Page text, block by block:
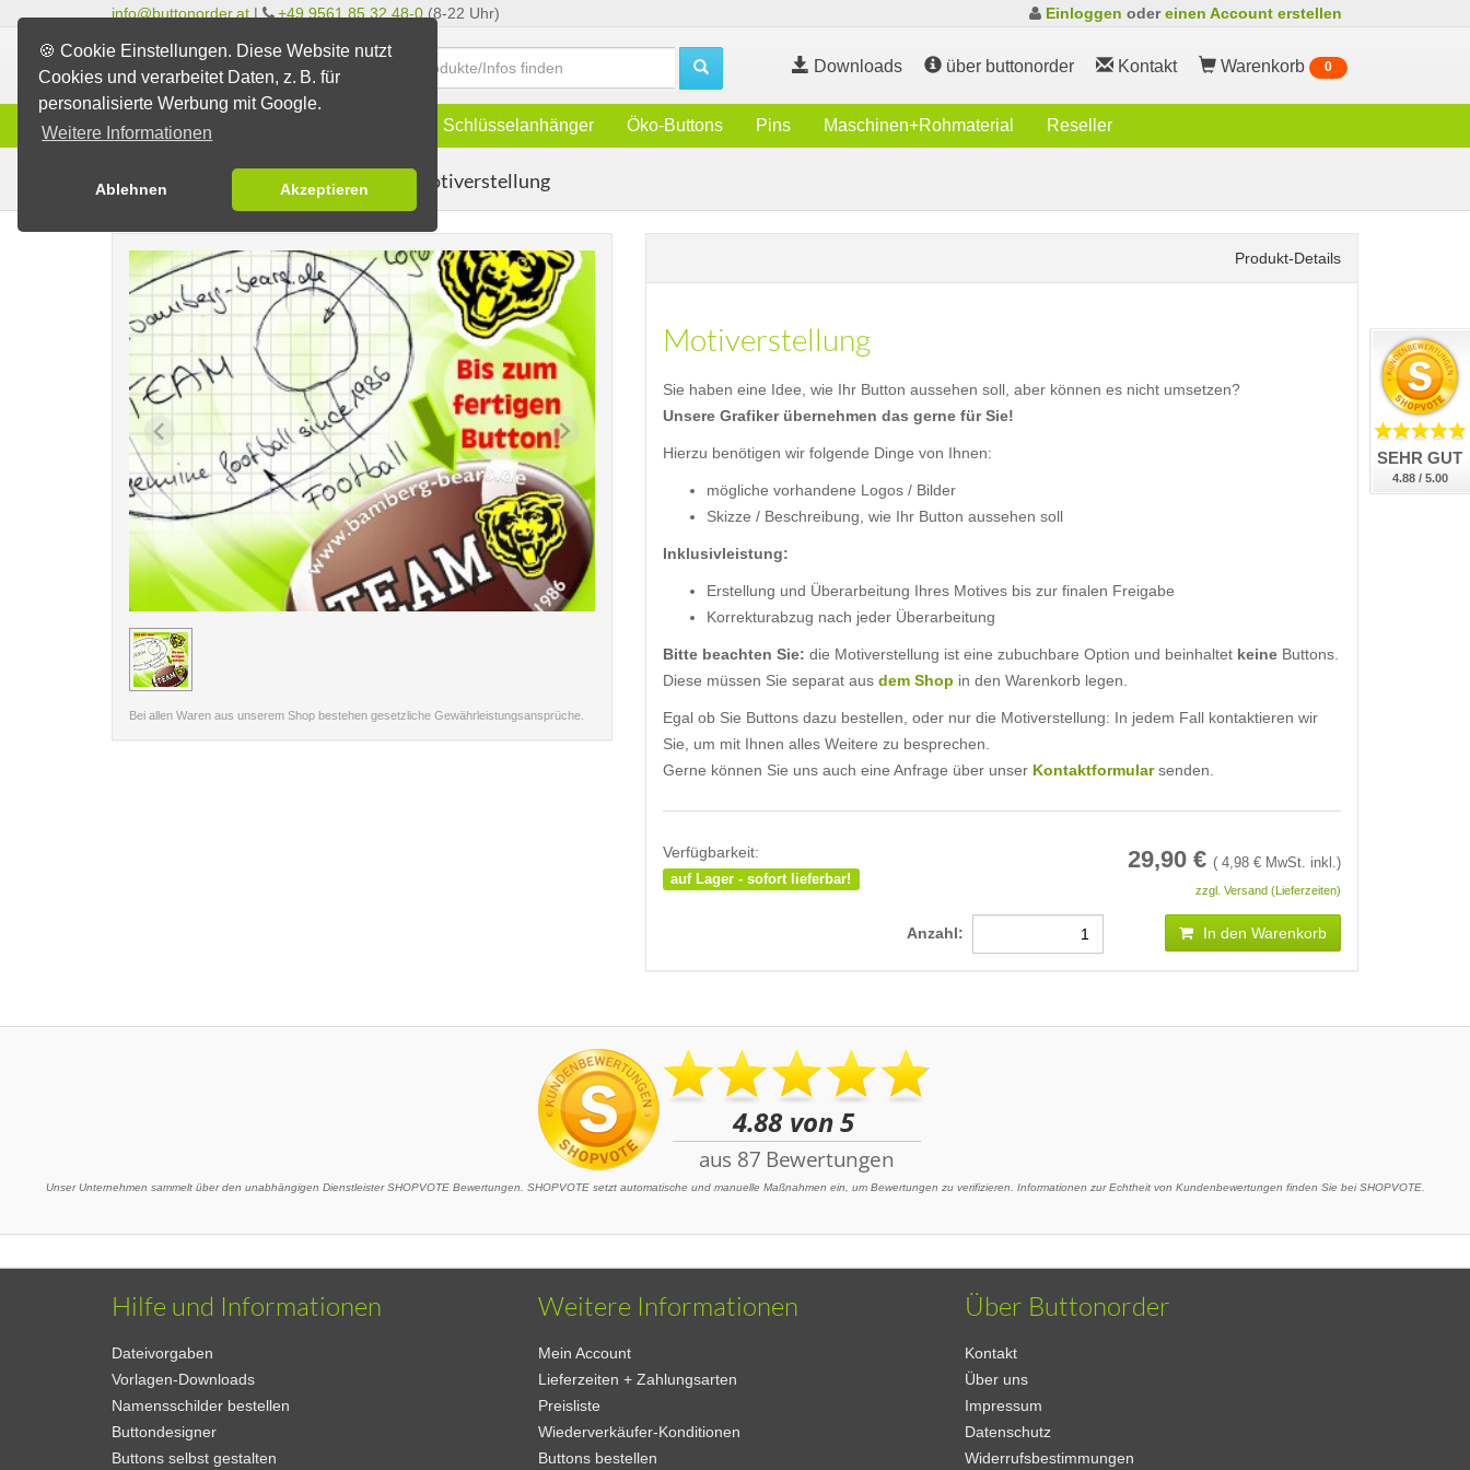
🍪 Cookie Einstellungen. Diese Website nutzt
Cookies und verarbeitet Daten, z. B. für
personalisierte Werbung mit Google.
Weitere Informationen
Ablehnen Akzeptieren
info@buttonorder.at | +49 9561 85 32 48-0 (8-22 Uhr) Einloggen odereinen Account erstellen
Downloads über buttonorder Kontakt Warenkorb 0
Infos Schlüsselanhänger Öko-Buttons Pins Maschinen+Rohmaterial Reseller
Buttons erstellen Grafischer Service Motiverstellung
< /picture>
Bei allen Waren aus unserem Shop bestehen gesetzliche Gewährleistungsansprüche.
Produkt-Details
Motiverstellung
Sie haben eine Idee, wie Ihr Button aussehen soll, aber können es nicht umsetzen?
Unsere Grafiker übernehmen das gerne für Sie!
Hierzu benötigen wir folgende Dinge von Ihnen:
mögliche vorhandene Logos / Bilder
Skizze / Beschreibung, wie Ihr Button aussehen soll
Inklusivleistung:
Erstellung und Überarbeitung Ihres Motives bis zur finalen Freigabe
Korrekturabzug nach jeder Überarbeitung
Bitte beachten Sie: die Motiverstellung ist eine zubuchbare Option und beinhaltet keineButtons.
Diese müssen Sie separat aus dem Shop in den Warenkorb legen.
Egal ob Sie Buttons dazu bestellen, oder nur die Motiverstellung: In jedem Fall kontaktieren wir
Sie, um mit Ihnen alles Weitere zu besprechen.
Gerne können Sie uns auch eine Anfrage über unser Kontaktformularsenden.
Verfügbarkeit:
auf Lager - sofort lieferbar!
29,90€ ( 4,98€ MwSt. inkl.)
zzgl. Versand (Lieferzeiten)
Anzahl: In den Warenkorb
Unser Unternehmen sammelt über den unabhängigen Dienstleister SHOPVOTE Bewertungen. SHOPVOTE setzt automatische und manuelle Maßnahmen ein, um Bewertungen zu verifizieren. Informationen zur Echtheit von Kundenbewertungen finden Sie bei SHOPVOTE.
Hilfe und Informationen
Dateivorgaben
Vorlagen-Downloads
Namensschilder bestellen
Buttondesigner
Buttons selbst gestalten
Weitere Informationen
Mein Account
Lieferzeiten + Zahlungsarten
Preisliste
Wiederverkäufer-Konditionen
Buttons bestellen
Über Buttonorder
Kontakt
Über uns
Impressum
Datenschutz
Widerrufsbestimmungen
SEHR GUT
4.88 / 5.00